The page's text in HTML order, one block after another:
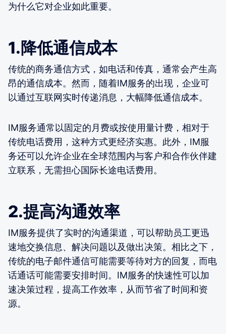
为什么它对企业如此重要。
1.降低通信成本
传统的商务通信方式，如电话和传真，通常会产生高
昂的通信成本。然而，随着IM服务的出现，企业可
以通过互联网实时传递消息，大幅降低通信成本。
IM服务通常以固定的月费或按使用量计费，相对于
传统电话费用，这种方式更经济实惠。此外，IM服
务还可以允许企业在全球范围内与客户和合作伙伴建
立联系，无需担心国际长途电话费用。
2.提高沟通效率
IM服务提供了实时的沟通渠道，可以帮助员工更迅
速地交换信息、解决问题以及做出决策。相比之下，
传统的电子邮件通信可能需要等待对方的回复，而电
话通话可能需要安排时间。IM服务的快速性可以加
速决策过程，提高工作效率，从而节省了时间和资
源。